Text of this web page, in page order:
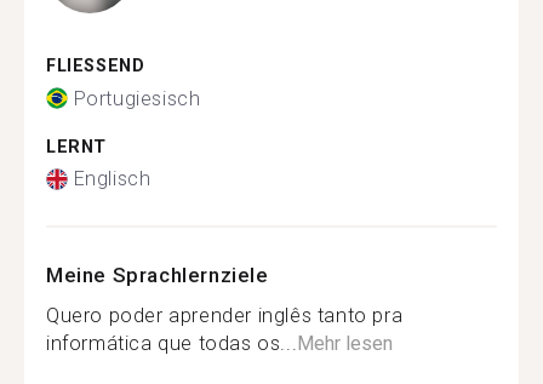
FLIESSEND
Portugiesisch
LERNT
Englisch
Meine Sprachlernziele
Quero poder aprender inglês tanto pra
informática que todas os...Mehr lesen